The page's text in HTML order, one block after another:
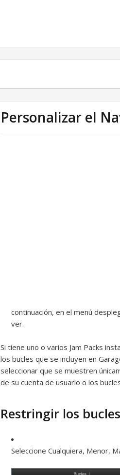
Personalizar el
continuación, en el menú
ver.
Si tiene uno o varios Jam Packs
los bucles que se incluyen en
seleccionar que se muestren
de su cuenta de usuario o los
Restringir los
Seleccione Cualquiera, Menor,